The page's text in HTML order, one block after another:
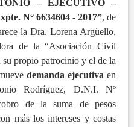
– EJECUTIVO –
N° 6634604 - 2017”, de
la Dra. Lorena Argüello,
de la “Asociación Civil
su propio patrocinio y el de la
demanda ejecutiva en
Rodríguez, D.N.I. Nº
de la suma de pesos
más los intereses y costas